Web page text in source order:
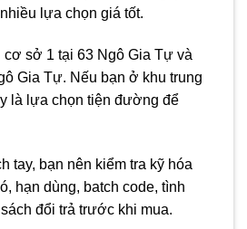
lựa chọn giá tốt.
sở 1 tại 63 Ngô Gia Tự và
Gia Tự. Nếu bạn ở khu trung
là lựa chọn tiện đường để
tay, bạn nên kiểm tra kỹ hóa
hạn dùng, batch code, tình
đổi trả trước khi mua.